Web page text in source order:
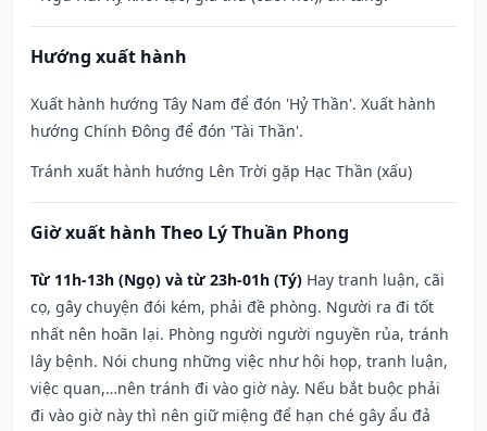
Hướng xuất hành
Xuất hành hướng Tây Nam để đón 'Hỷ Thần'. Xuất hành
hướng Chính Đông để đón 'Tài Thần'.
Tránh xuất hành hướng Lên Trời gặp Hạc Thần (xấu)
Giờ xuất hành Theo Lý Thuần Phong
Từ 11h-13h (Ngọ) và từ 23h-01h (Tý) Hay tranh luận, cãi
cọ, gây chuyện đói kém, phải đề phòng. Người ra đi tốt
nhất nên hoãn lại. Phòng người người nguyền rủa, tránh
lây bệnh. Nói chung những việc như hội họp, tranh luận,
việc quan,…nên tránh đi vào giờ này. Nếu bắt buộc phải
đi vào giờ này thì nên giữ miệng để hạn ché gây ẩu đả